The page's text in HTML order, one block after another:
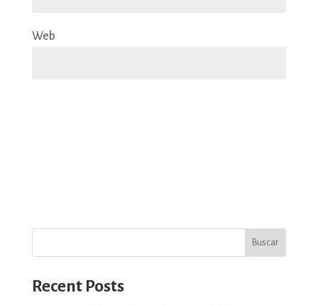
Web
Buscar
Recent Posts